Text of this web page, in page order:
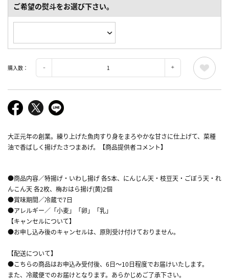
ご希望の熨斗をお選び下さい。
購入数：
大正元年の創業。練り上げた魚肉すり身をまろやかな甘さに仕上げて、菜種
油で香ばしく揚げたさつまあげ。【商品提供者コメント】
●商品内容／特揚げ・いわし揚げ 各5本、にんじん天・枝豆天・ごぼう天・れ
んこん天 各2枚、梅おはら揚げ(黄)2個
●賞味期間／冷蔵で7日
●アレルギー／「小麦」「卵」「乳」
【キャンセルについて】
●お申し込み後のキャンセルは、原則受け付けておりません。
【配送について】
●こちらの商品はお申込み受付後、6日～10日程度でお届けいたします。
また、冷蔵便でのお届けとなります。あらかじめご了承下さい。